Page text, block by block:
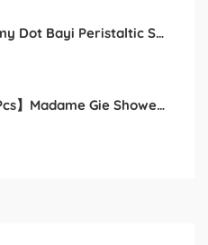
Angel Mommy Dot Bayi Peristaltic S/M/L/X-Cut / Puting Lebar Buram 10pcs
【Bundle 3 Pcs】Madame Gie Shower Glow – Solusi Perawatan Kulit dalam Satu Paket!